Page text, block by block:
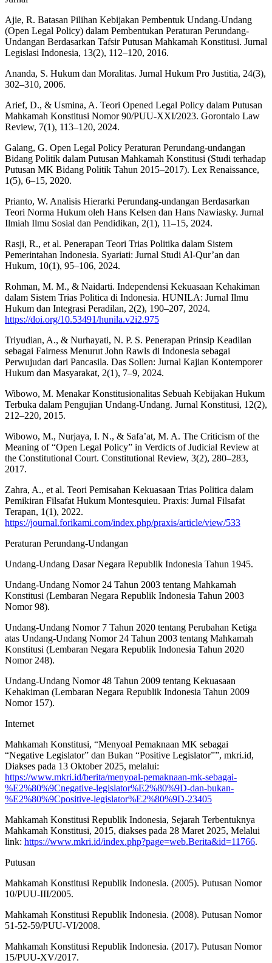
Ajie, R. Batasan Pilihan Kebijakan Pembentuk Undang-Undang
(Open Legal Policy) dalam Pembentukan Peraturan Perundang-
Undangan Berdasarkan Tafsir Putusan Mahkamah Konstitusi. Jurnal
Legislasi Indonesia, 13(2), 112–120, 2016.
Ananda, S. Hukum dan Moralitas. Jurnal Hukum Pro Justitia, 24(3),
302–310, 2006.
Arief, D., & Usmina, A. Teori Opened Legal Policy dalam Putusan
Mahkamah Konstitusi Nomor 90/PUU-XXI/2023. Gorontalo Law
Review, 7(1), 113–120, 2024.
Galang, G. Open Legal Policy Peraturan Perundang-undangan
Bidang Politik dalam Putusan Mahkamah Konstitusi (Studi terhadap
Putusan MK Bidang Politik Tahun 2015–2017). Lex Renaissance,
1(5), 6–15, 2020.
Prianto, W. Analisis Hierarki Perundang-undangan Berdasarkan
Teori Norma Hukum oleh Hans Kelsen dan Hans Nawiasky. Jurnal
Ilmiah Ilmu Sosial dan Pendidikan, 2(1), 11–15, 2024.
Rasji, R., et al. Penerapan Teori Trias Politika dalam Sistem
Pemerintahan Indonesia. Syariati: Jurnal Studi Al-Qur’an dan
Hukum, 10(1), 95–106, 2024.
Rohman, M. M., & Naidarti. Independensi Kekuasaan Kehakiman
dalam Sistem Trias Politica di Indonesia. HUNILA: Jurnal Ilmu
Hukum dan Integrasi Peradilan, 2(2), 190–207, 2024.
https://doi.org/10.53491/hunila.v2i2.975
Triyudian, A., & Nurhayati, N. P. S. Penerapan Prinsip Keadilan
sebagai Fairness Menurut John Rawls di Indonesia sebagai
Perwujudan dari Pancasila. Das Sollen: Jurnal Kajian Kontemporer
Hukum dan Masyarakat, 2(1), 7–9, 2024.
Wibowo, M. Menakar Konstitusionalitas Sebuah Kebijakan Hukum
Terbuka dalam Pengujian Undang-Undang. Jurnal Konstitusi, 12(2),
212–220, 2015.
Wibowo, M., Nurjaya, I. N., & Safa’at, M. A. The Criticism of the
Meaning of “Open Legal Policy” in Verdicts of Judicial Review at
the Constitutional Court. Constitutional Review, 3(2), 280–283,
2017.
Zahra, A., et al. Teori Pemisahan Kekuasaan Trias Politica dalam
Pemikiran Filsafat Hukum Montesquieu. Praxis: Jurnal Filsafat
Terapan, 1(1), 2022.
https://journal.forikami.com/index.php/praxis/article/view/533
Peraturan Perundang-Undangan
Undang-Undang Dasar Negara Republik Indonesia Tahun 1945.
Undang-Undang Nomor 24 Tahun 2003 tentang Mahkamah
Konstitusi (Lembaran Negara Republik Indonesia Tahun 2003
Nomor 98).
Undang-Undang Nomor 7 Tahun 2020 tentang Perubahan Ketiga
atas Undang-Undang Nomor 24 Tahun 2003 tentang Mahkamah
Konstitusi (Lembaran Negara Republik Indonesia Tahun 2020
Nomor 248).
Undang-Undang Nomor 48 Tahun 2009 tentang Kekuasaan
Kehakiman (Lembaran Negara Republik Indonesia Tahun 2009
Nomor 157).
Internet
Mahkamah Konstitusi, “Menyoal Pemaknaan MK sebagai
“Negative Legislator” dan Bukan “Positive Legislator””, mkri.id,
Diakses pada 13 Oktober 2025, melalui:
https://www.mkri.id/berita/menyoal-pemaknaan-mk-sebagai-
%E2%80%9Cnegative-legislator%E2%80%9D-dan-bukan-
%E2%80%9Cpositive-legislator%E2%80%9D-23405
Mahkamah Konstitusi Republik Indonesia, Sejarah Terbentuknya
Mahkamah Konstitusi, 2015, diakses pada 28 Maret 2025, Melalui
link: https://www.mkri.id/index.php?page=web.Berita&id=11766.
Putusan
Mahkamah Konstitusi Republik Indonesia. (2005). Putusan Nomor
10/PUU-III/2005.
Mahkamah Konstitusi Republik Indonesia. (2008). Putusan Nomor
51-52-59/PUU-VI/2008.
Mahkamah Konstitusi Republik Indonesia. (2017). Putusan Nomor
15/PUU-XV/2017.